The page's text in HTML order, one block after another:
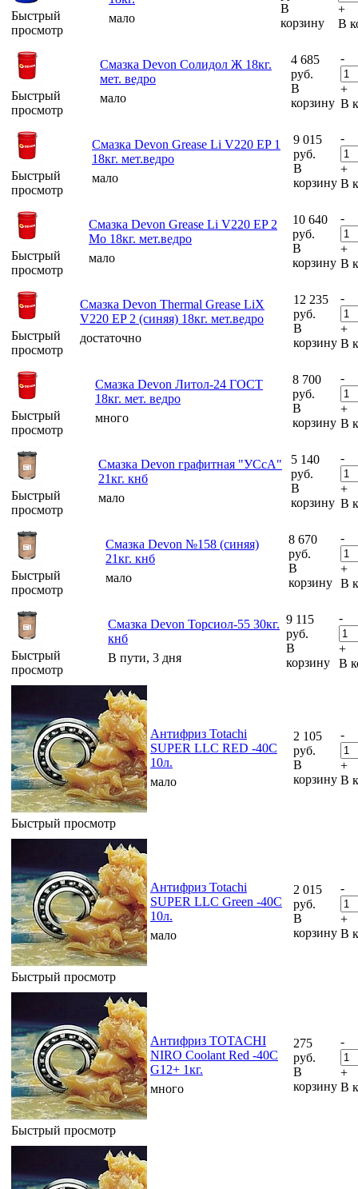
Быстрый
просмотр
мало
В
корзину
+
В
Быстрый
просмотр
Смазка Devon Солидол Ж 18кг.
мет. ведро
мало
4 685
руб.
В
корзину
-
+
В
Быстрый
просмотр
Смазка Devon Grease Li V220 EP 1
18кг. мет.ведро
мало
9 015
руб.
В
корзину
-
+
В
Быстрый
просмотр
Смазка Devon Grease Li V220 EP 2
Mo 18кг. мет.ведро
мало
10 640
руб.
В
корзину
-
+
В
Быстрый
просмотр
Смазка Devon Thermal Grease LiX
V220 EP 2 (синяя) 18кг. мет.ведро
достаточно
12 235
руб.
В
корзину
-
+
В
Быстрый
просмотр
Смазка Devon Литол-24 ГОСТ
18кг. мет. ведро
много
8 700
руб.
В
корзину
-
+
В
Быстрый
просмотр
Смазка Devon графитная "УСсА"
21кг. кнб
мало
5 140
руб.
В
корзину
-
+
В
Быстрый
просмотр
Смазка Devon №158 (синяя)
21кг. кнб
мало
8 670
руб.
В
корзину
-
+
В
Быстрый
просмотр
Смазка Devon Торсиол-55 30кг.
кнб
В пути, 3 дня
9 115
руб.
В
корзину
-
+
В
Быстрый просмотр
Антифриз Totachi
SUPER LLC RED -40C
10л.
мало
2 105
руб.
В
корзину
-
+
В
Быстрый просмотр
Антифриз Totachi
SUPER LLC Green -40C
10л.
мало
2 015
руб.
В
корзину
-
+
В
Быстрый просмотр
Антифриз TOTACHI
NIRO Coolant Red -40C
G12+ 1кг.
много
275
руб.
В
корзину
-
+
В